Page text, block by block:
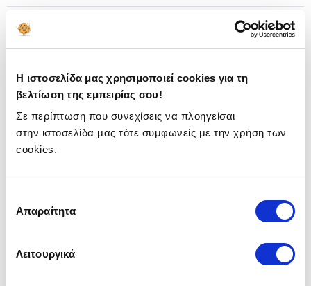
Η ιστοσελίδα μας χρησιμοποιεί cookies για τη
βελτίωση της εμπειρίας σου!
Σε περίπτωση που συνεχίσεις να πλοηγείσαι
στην ιστοσελίδα μας τότε συμφωνείς με την χρήση των
cookies.
συγκατάθεσης
Απαραίτητα
Λειτουργικά
emarket.gr
Session
First
www.insuranc
emarket.gr
e-heartbeat-store
Part
Μόνιμο
persist:root Session